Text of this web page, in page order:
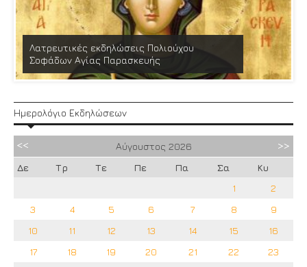
Λατρευτικές εκδηλώσεις Πολιούχου
Σοφάδων Αγίας Παρασκευής
Ημερολόγιο Εκδηλώσεων
Αύγουστος 2026
Δε
Τρ Τε Πε Πα Σα
Κυ
1
2
3
4 5 6 7 8
9
10
11 12 13 14 15
16
17
18 19 20 21 22 23